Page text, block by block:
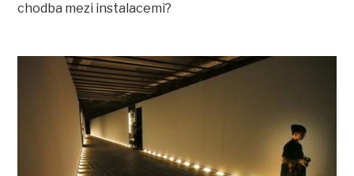
chodba mezi instalacemi?